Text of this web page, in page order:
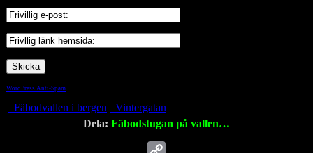
WordPress Anti-Spam
Fäbodvallen i bergen
Vintergatan
Dela: Fäbodstugan på vallen…